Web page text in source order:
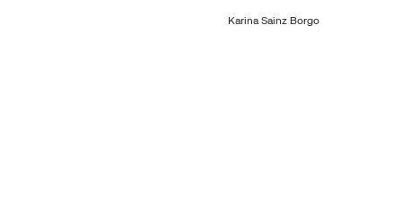
Karina Sainz Borgo